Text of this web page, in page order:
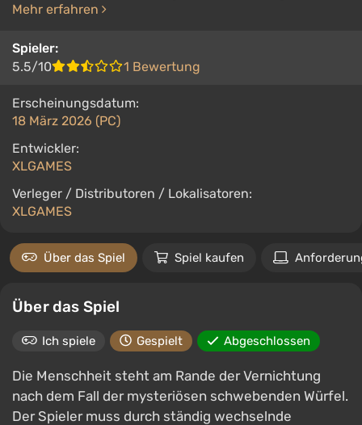
Mehr erfahren
Spieler:
5.5/10
1 Bewertung
Erscheinungsdatum:
18 März 2026 (PC)
Entwickler:
XLGAMES
Verleger / Distributoren / Lokalisatoren:
XLGAMES
Über das Spiel Spiel kaufen
Über das Spiel
Ich spiele Gespielt Abgeschlossen
Die Menschheit steht am Rande der Vernichtung
nach dem Fall der mysteriösen schwebenden Würfel.
Der Spieler muss durch ständig wechselnde